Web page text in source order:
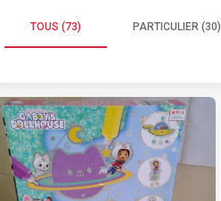
TOUS (73) PARTICULIER (30)